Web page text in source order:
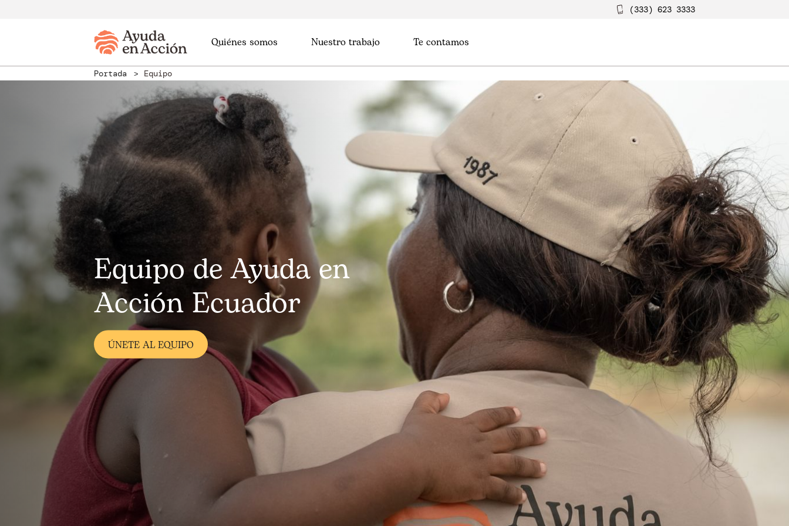
(333) 623 3333
Quiénes somos Nuestro trabajo Te contamos
Portada Equipo
Equipo de Ayuda en
Acción Ecuador
ÚNETE AL EQUIPO